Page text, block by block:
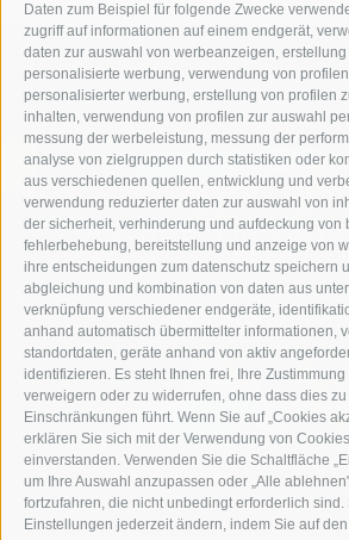
Daten zum Beispiel für folgende Zwecke
zugriff auf informationen auf einem endgerät,
daten zur auswahl von werbeanzeigen,
personalisierte werbung, verwendung von profilen
personalisierter werbung, erstellung von profilen
inhalten, verwendung von profilen zur auswahl
messung der werbeleistung, messung der
analyse von zielgruppen durch statistiken oder
aus verschiedenen quellen, entwicklung und
verwendung reduzierter daten zur auswahl von
der sicherheit, verhinderung und aufdeckung von
fehlerbehebung, bereitstellung und anzeige von
ihre entscheidungen zum datenschutz speichern
abgleichung und kombination von daten aus
verknüpfung verschiedener endgeräte,
anhand automatisch übermittelter informationen,
standortdaten, geräte anhand von aktiv
identifizieren. Es steht Ihnen frei, Ihre
verweigern oder zu widerrufen, ohne dass dies
Einschränkungen führt. Wenn Sie auf „Cookies
erklären Sie sich mit der Verwendung von
einverstanden. Verwenden Sie die Schaltfläche
um Ihre Auswahl anzupassen oder „Alle
fortzufahren, die nicht unbedingt erforderlich sind.
Einstellungen jederzeit ändern, indem Sie auf
TAUCHE EIN IN DIE
LEBENS